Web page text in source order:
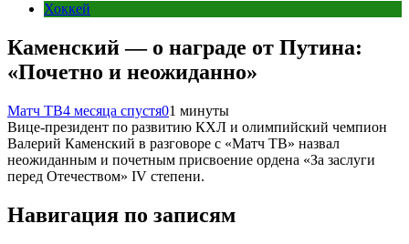
Хоккей
Каменский — о награде от Путина:
«Почетно и неожиданно»
Матч ТВ4 месяца спустя01 минуты
Вице‑президент по развитию КХЛ и олимпийский чемпион
Валерий Каменский в разговоре с «Матч ТВ» назвал
неожиданным и почетным присвоение ордена «За заслуги
перед Отечеством» IV степени.
Навигация по записям